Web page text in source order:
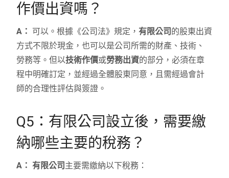
作價出資嗎？
A： 可以。根據《公司法》規定，有限公司 的股東出資
方式不限於現金，也可以是公司所需的財產、技術、
勞務等。但以技術作價或勞務出資的部分，必須在章
程中明確訂定，並經過全體股東同意，且需經過會計
師的合理性評估與簽證。
Q5：有限公司設立後，需要繳
納哪些主要的稅務？
A： 有限公司 主要需繳納以下稅務：